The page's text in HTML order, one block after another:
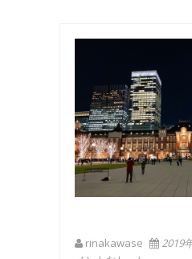
rinakawase 2019